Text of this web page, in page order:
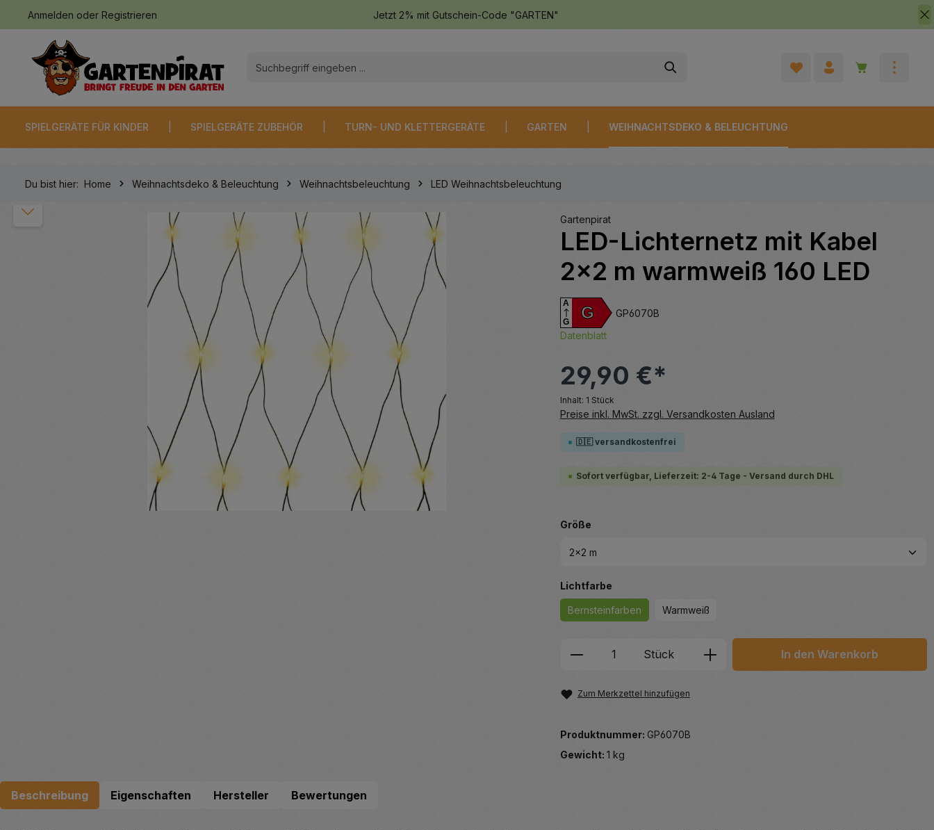
Zur Hauptnavigation springen
Anmelden oder Registrieren Jetzt 2% mit Gutschein-Code "GARTEN"
Warenkorb
SPIELGERÄTE FÜR KINDER SPIELGERÄTE ZUBEHÖR TURN- UND KLETTERGERÄTE GARTEN WEIHNACHTSDEKO & BELEUCHTUNG
Du bist hier: Home Weihnachtsdeko & Beleuchtung Weihnachtsbeleuchtung LED Weihnachtsbeleuchtung
Bildergalerie überspringen Gartenpirat
LED-Lichternetz mit Kabel
2×2 m warmweiß 160 LED
G
A
G
GP6070B
Datenblatt
29,90 €*
Inhalt: 1 Stück
Preise inkl. MwSt. zzgl. Versandkosten Ausland
🇩🇪 versandkostenfrei
Sofort verfügbar, Lieferzeit: 2-4 Tage - Versand durch DHL
Größeauswählen
Lichtfarbeauswählen
Bernsteinfarben Warmweiß
Produkt Anzahl: Gib den gewünschten Wert
Stück In den Warenkorb
Zum Merkzettel hinzufügen
Produktnummer: GP6070B
Gewicht: 1 kg
Beschreibung Eigenschaften Hersteller Bewertungen